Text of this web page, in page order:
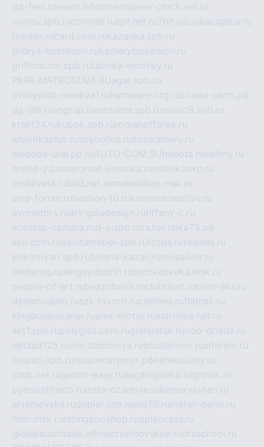
isz-fest.ruewnc.infoscreensaver-clock.net.ru
volnav.spb.rucomnat.ru npf.net.ru7bit.pp.rukalugatur.ru
tesiaes.rucard.com.rukazanka.spb.ru
gildiya-kuznecov.rukameryboavision.ru
griffoncom.spb.rufabrika-emotsiy.ru
PARK-MATROSOVA.RUagat.spb.ru
avtoyurist-moskva1.ru hardware.org.ruсхема-авто.рф
dg-lab.ruangrup.ru recruiter.spb.ru music8.spb.ru
krsk124.rukubok.spb.ru romanofforex.ru
analitikaplus.ruspyonline.ruzosikamery.ru
sloboda-ural.pp.ruAUTO-COM.SU hohota.netalimy.ru
online-z.comaromat-vostoka.ruotdelkaexp.ru
mobilvest.rubbd.net.ru mebelshop.msk.ru
smp-forum.rubastion-td.rukosmoscreative.ru
avrmotors.ruart-galadesign.rutiffany-c.ru
ecostep-samara.rud-p.spb.ru галактика73.рф
sko.com.rudavitamebel-spb.rufotsis.rutesiaes.ru
kokoroyari.spb.rublesna-kazan.ru mossilver.ru
lenderoq.rusergeydobrin.rutochkazvuka.msk.ru
people-of-art.rubezzubova.ruclubtibet.ruorior-aks.ru
dynamoauto.ruszk-favorit.rucarlines.ruflatnsk.ru
kingbolenskaner.rualex-motor.ruastroline.net.ru
act1.spb.rupolyglot.com.rugidlipetsk.ruooo-driada.ru
detsad125.ru mir-zdoroviya.rubruslanovo.rusiterem.ru
council.spb.ruлодкипатриот.рфkafekolizey.ru
iclub.net.rugazon-easy.rusugarepilekb.rugrinox.ru
pylesostineco.ru msts-ozarenie.rukameryjooan.ru
artemovskij.rudopler.spb.ruaid70.ru metall-perm.ru
ndm.msk.ru ratingzooshop.ruapiaccess.ru
globalautotrade.info bezverhovskoe.rudrsschool.ru